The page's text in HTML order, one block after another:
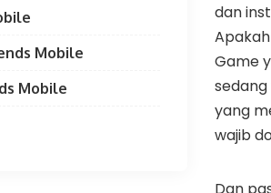
Mobile
Mobile
dan
Game
yang
wajib